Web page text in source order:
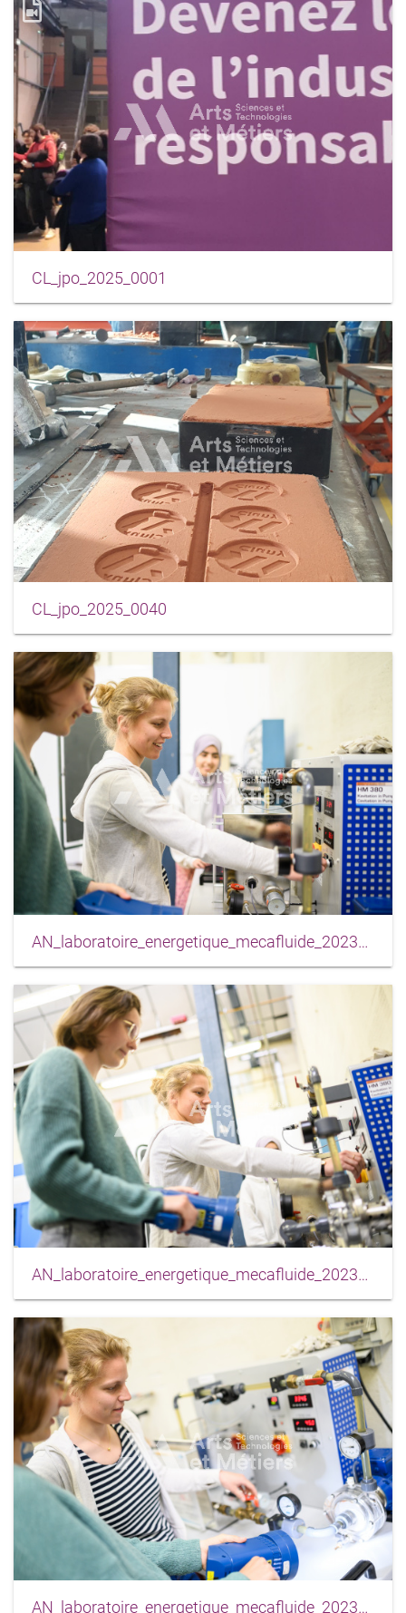
CL_jpo_2025_0001
CL_jpo_2025_0040
AN_laboratoire_energetique_mecafluide_2023_0001
AN_laboratoire_energetique_mecafluide_2023_0002
AN_laboratoire_energetique_mecafluide_2023_0003